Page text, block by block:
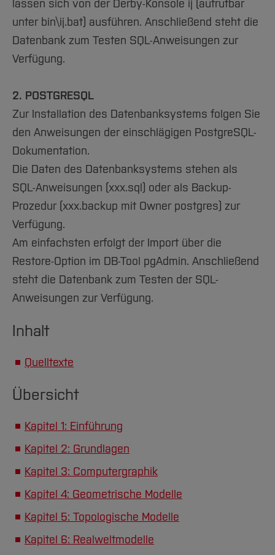
Arbeiten im FB G
Forschung und Projekte
International
Team
Service
Studiengänge
Studieninteressierte
Aktuelles
Studium
International
Team
Service
Amtliche Bekanntmachungen
Notfall-Infos
BO Shop
Familiengerechte Hochschule
Gleichstellung
Diskriminierungsfreie Hochschule
Wahlen
Hochschulbibliothek
Hochschulkommunikation
qed-Stiftung
Zentrale Studienberatung
lassen sich von der Derby-Konsole ij (aufrufbar
unter bin\ij.bat) ausführen. Anschließend steht die
Datenbank zum Testen SQL-Anweisungen zur
Verfügung.
2. POSTGRESQL
Zur Installation des Datenbanksystems folgen Sie
den Anweisungen der einschlägigen PostgreSQL-
Dokumentation.
Die Daten des Datenbanksystems stehen als
SQL-Anweisungen (xxx.sql) oder als Backup-
Prozedur (xxx.backup mit Owner postgres) zur
Verfügung.
Am einfachsten erfolgt der Import über die
Restore-Option im DB-Tool pgAdmin. Anschließend
steht die Datenbank zum Testen der SQL-
Anweisungen zur Verfügung.
Inhalt
Quelltexte
Übersicht
Kapitel 1: Einführung
Kapitel 2: Grundlagen
Kapitel 3: Computergraphik
Kapitel 4: Geometrische Modelle
Kapitel 5: Topologische Modelle
Kapitel 6: Realweltmodelle